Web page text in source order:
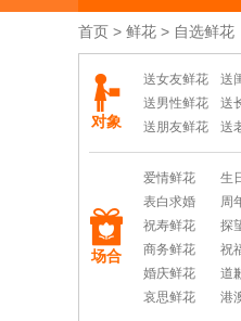
首页 > 鲜花 > 自选鲜花
对象
送女友鲜花
送
送男性鲜花
送
送朋友鲜花
送
场合
爱情鲜花
生
表白求婚
周
祝寿鲜花
探
商务鲜花
祝
婚庆鲜花
道
哀思鲜花
港